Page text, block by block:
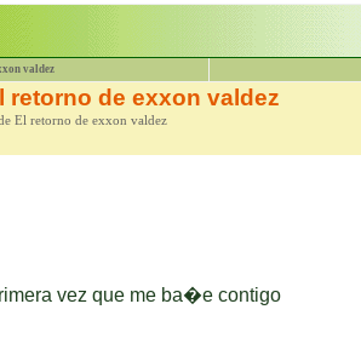
valdez
retorno de exxon valdez
El retorno de exxon valdez
vez que me ba�e contigo